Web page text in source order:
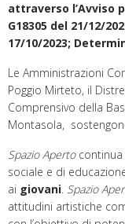
attraverso l’Avviso
G18305 del 21/12/
17/10/2023;
Le Amministrazioni
Poggio Mirteto, il
Comprensivo della
Montasola,
Spazio Apertocontinua
sociale e di
ai giovani. Spazio
attitudini artistiche